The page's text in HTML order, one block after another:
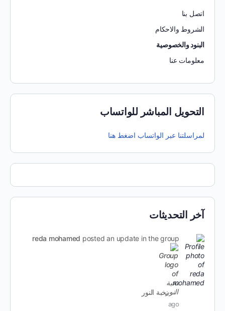
اتصل بنا
الشروط والاحكام
البنود والخصوصية
معلومات عنا
التحويل المباشر للواتساب
لمراسلتنا عبر الواتساب اضغط هنا
آخر التحديثات
reda mohamed posted an update in the group
نخبة النور
ago